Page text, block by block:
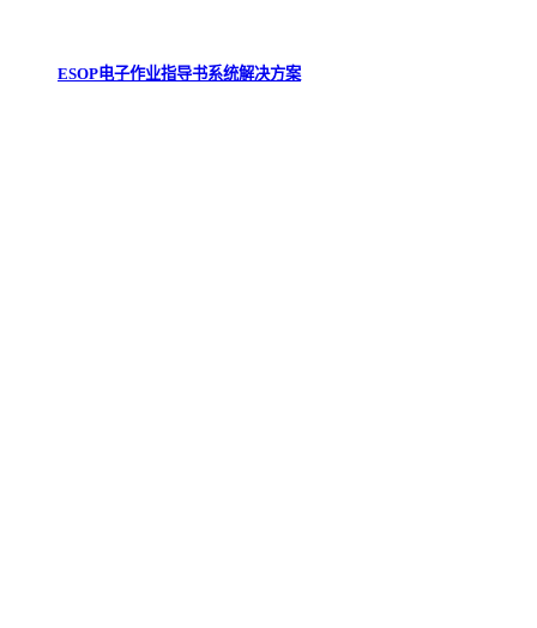
ESOP电子作业指导书系统解决方案